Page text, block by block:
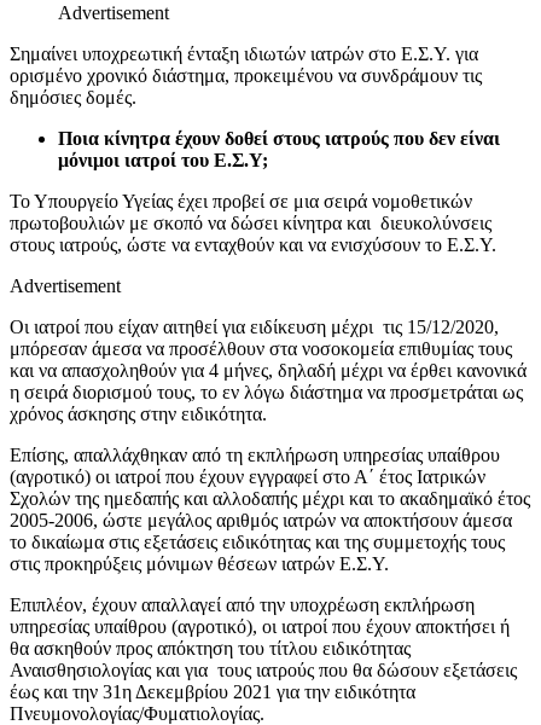
Advertisement
Σημαίνει υποχρεωτική ένταξη ιδιωτών ιατρών στο Ε.Σ.Υ. για
ορισμένο χρονικό διάστημα, προκειμένου να συνδράμουν τις
δημόσιες δομές.
Ποια κίνητρα έχουν δοθεί στους ιατρούς που δεν είναι
μόνιμοι ιατροί του Ε.Σ.Υ;
Το Υπουργείο Υγείας έχει προβεί σε μια σειρά νομοθετικών
πρωτοβουλιών με σκοπό να δώσει κίνητρα και διευκολύνσεις
στους ιατρούς, ώστε να ενταχθούν και να ενισχύσουν το Ε.Σ.Υ.
Advertisement
Οι ιατροί που είχαν αιτηθεί για ειδίκευση μέχρι τις 15/12/2020,
μπόρεσαν άμεσα να προσέλθουν στα νοσοκομεία επιθυμίας τους
και να απασχοληθούν για 4 μήνες, δηλαδή μέχρι να έρθει κανονικά
η σειρά διορισμού τους, το εν λόγω διάστημα να προσμετράται ως
χρόνος άσκησης στην ειδικότητα.
Επίσης, απαλλάχθηκαν από τη εκπλήρωση υπηρεσίας υπαίθρου
(αγροτικό) οι ιατροί που έχουν εγγραφεί στο Α΄ έτος Ιατρικών
Σχολών της ημεδαπής και αλλοδαπής μέχρι και το ακαδημαϊκό έτος
2005-2006, ώστε μεγάλος αριθμός ιατρών να αποκτήσουν άμεσα
το δικαίωμα στις εξετάσεις ειδικότητας και της συμμετοχής τους
στις προκηρύξεις μόνιμων θέσεων ιατρών Ε.Σ.Υ.
Επιπλέον, έχουν απαλλαγεί από την υποχρέωση εκπλήρωση
υπηρεσίας υπαίθρου (αγροτικό), οι ιατροί που έχουν αποκτήσει ή
θα ασκηθούν προς απόκτηση του τίτλου ειδικότητας
Αναισθησιολογίας και για τους ιατρούς που θα δώσουν εξετάσεις
έως και την 31η Δεκεμβρίου 2021 για την ειδικότητα
Πνευμονολογίας/Φυματιολογίας.